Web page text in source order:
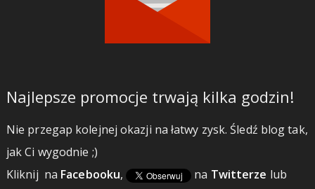
Najlepsze promocje trwają kilka godzin!
Nie przegap kolejnej okazji na łatwy zysk. Śledź blog tak,
jak Ci wygodnie ;)
Kliknij na Facebooku, na Twitterze lub